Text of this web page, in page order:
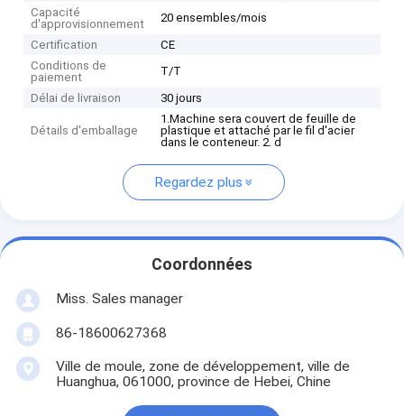
Capacité
d'approvisionnement
20 ensembles/mois
Certification
CE
Conditions de
paiement
T/T
Délai de livraison
30 jours
Détails d'emballage
1.Machine sera couvert de feuille de
plastique et attaché par le fil d'acier
dans le conteneur. 2. d
Regardez plus
Coordonnées
Miss. Sales manager
86-18600627368
Ville de moule, zone de développement, ville de
Huanghua, 061000, province de Hebei, Chine